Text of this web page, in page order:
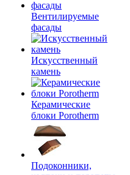
Вентилируемые
фасады
Искусственный
камень
Керамические
блоки Porotherm
Подоконники,